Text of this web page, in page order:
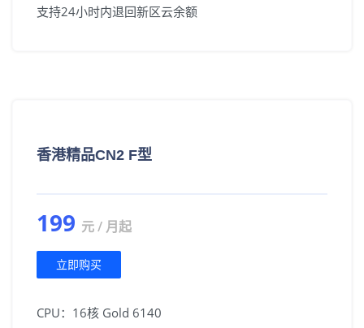
支持24小时内退回新区云余额
香港精品CN2 F型
199 元 / 月起
立即购买
CPU：16核 Gold 6140